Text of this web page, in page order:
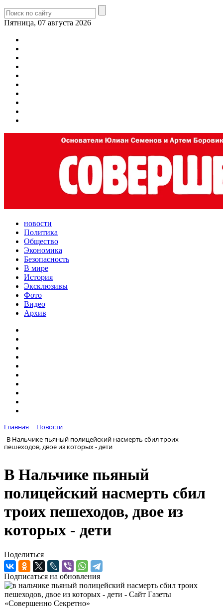
Пятница, 07 августа 2026
новости
Политика
Общество
Экономика
Безопасность
В мире
История
Эксклюзивы
Фото
Видео
Архив
Главная
Новости
В Нальчике пьяный полицейский насмерть сбил троих
пешеходов, двое из которых - дети
В Нальчике пьяный
полицейский насмерть сбил
троих пешеходов, двое из
которых - дети
Поделиться
Подписаться на обновления